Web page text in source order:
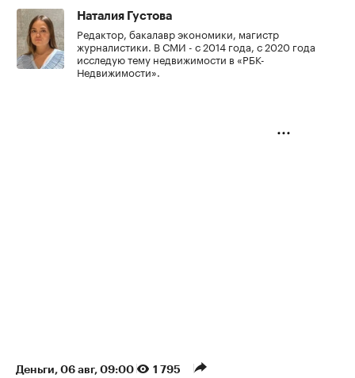
Наталия Густова
Редактор, бакалавр экономики, магистр
журналистики. В СМИ - с 2014 года, с 2020 года
исследую тему недвижимости в «РБК-
Недвижимости».
Деньги⁠, 06 авг, 09:00 1 795